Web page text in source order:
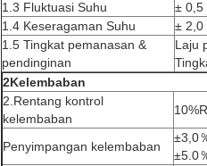
1.3 Fluktuasi Suhu
±
1.4 Keseragaman Suhu
±
1.5 Tingkat pemanasan &
pendinginan
Laju
2Kelembaban
2.Rentang kontrol
kelembaban
Penyimpangan kelembaban
±3,0
±5.0